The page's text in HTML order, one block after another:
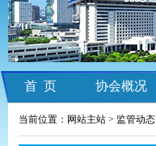
首 页 协会概况
当前位置：网站主站 > 监管动态